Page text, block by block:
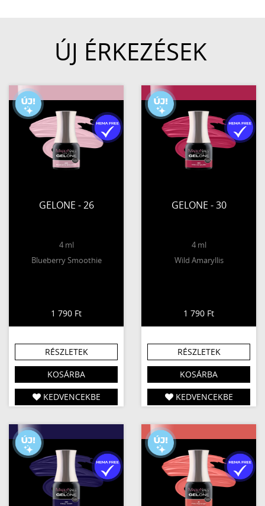
ÚJ ÉRKEZÉSEK
GELONE - 26
4 ml
Blueberry Smoothie
1 790 Ft
RÉSZLETEK
KOSÁRBA
KEDVENCEKBE
GELONE - 30
4 ml
Wild Amaryllis
1 790 Ft
RÉSZLETEK
KOSÁRBA
KEDVENCEKBE